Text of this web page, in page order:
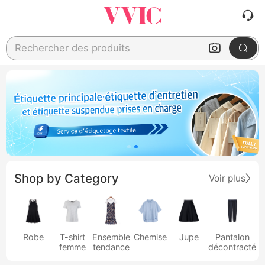
Rechercher des produits
Shop by Category Voir plus
Robe
T-shirt
femme
Ensemble
tendance
Chemise Jupe
Pantalon
décontracté